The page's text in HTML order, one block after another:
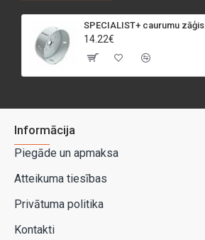
14.22€
Informācija
Piegāde un apmaksa
Atteikuma tiesības
Privātuma politika
Kontakti